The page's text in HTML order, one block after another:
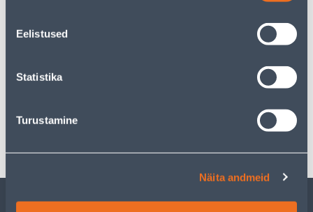
Eelistused
Statistika
Turustamine
Näita andmeid